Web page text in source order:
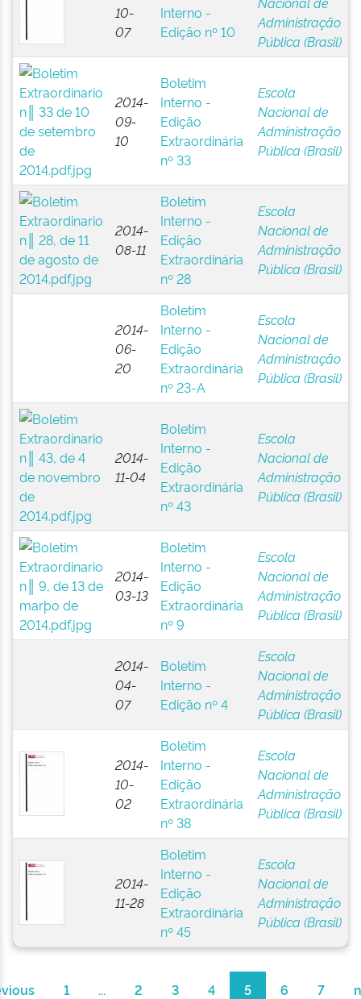
10-
07
Interno -
Edição nº 10
Administração
Pública (Brasil)
2014-
09-
10
Boletim
Interno -
Edição
Extraordinária
nº 33
Escola
Nacional de
Administração
Pública (Brasil)
2014-
08-11
Boletim
Interno -
Edição
Extraordinária
nº 28
Escola
Nacional de
Administração
Pública (Brasil)
2014-
06-
20
Boletim
Interno -
Edição
Extraordinária
nº 23-A
Escola
Nacional de
Administração
Pública (Brasil)
2014-
11-04
Boletim
Interno -
Edição
Extraordinária
nº 43
Escola
Nacional de
Administração
Pública (Brasil)
2014-
03-13
Boletim
Interno -
Edição
Extraordinária
nº 9
Escola
Nacional de
Administração
Pública (Brasil)
2014-
04-
07
Boletim
Interno -
Edição nº 4
Escola
Nacional de
Administração
Pública (Brasil)
2014-
10-
02
Boletim
Interno -
Edição
Extraordinária
nº 38
Escola
Nacional de
Administração
Pública (Brasil)
2014-
11-28
Boletim
Interno -
Edição
Extraordinária
nº 45
Escola
Nacional de
Administração
Pública (Brasil)
1 ... 2 3 4 5 6 7